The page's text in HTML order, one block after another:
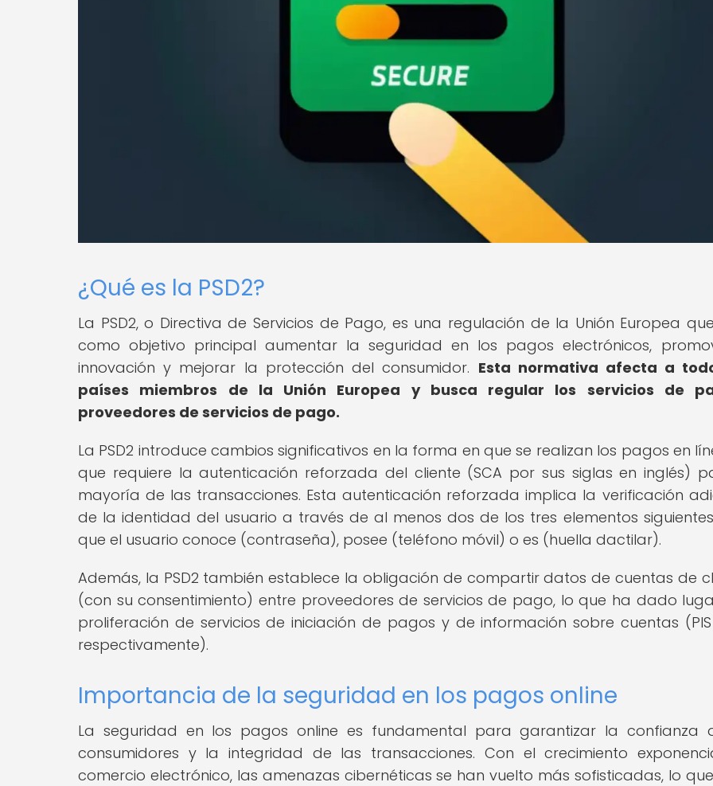
¿Qué es la PSD2?
La PSD2, o Directiva de Servicios de Pago, es una regulación de la Unión Europea
como objetivo principal aumentar la seguridad en los pagos electrónicos,
innovación y mejorar la protección del consumidor. Esta normativa afecta a
países miembros de la Unión Europea y busca regular los servicios de
proveedores de servicios de pago.
La PSD2 introduce cambios significativos en la forma en que se realizan los pagos en
que requiere la autenticación reforzada del cliente (SCA por sus siglas en inglés)
mayoría de las transacciones. Esta autenticación reforzada implica la verificación
de la identidad del usuario a través de al menos dos de los tres elementos
que el usuario conoce (contraseña), posee (teléfono móvil) o es (huella dactilar).
Además, la PSD2 también establece la obligación de compartir datos de cuentas de
(con su consentimiento) entre proveedores de servicios de pago, lo que ha dado
proliferación de servicios de iniciación de pagos y de información sobre cuentas (PIS
respectivamente).
Importancia de la seguridad en los pagos online
La seguridad en los pagos online es fundamental para garantizar la confianza
consumidores y la integridad de las transacciones. Con el crecimiento
comercio electrónico, las amenazas cibernéticas se han vuelto más sofisticadas, lo